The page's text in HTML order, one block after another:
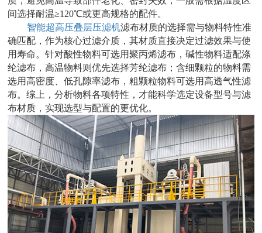
间选择耐温≥120℃或更高规格的配件。
智能超高压叠层压滤机滤布材质的选择需与物料特性准
确匹配，作为核心过滤介质，其材质直接决定过滤效果与使
用寿命。针对酸性物料可选用聚丙烯滤布，碱性物料适配涤
纶滤布，高温物料则优先选择芳纶滤布；含细颗粒的物料需
选用高密度、低孔隙率滤布，粗颗粒物料可选用高透气性滤
布。综上，分析物料各项特性，才能科学选定设备型号与滤
布材质，实现选型与配置的更优化。